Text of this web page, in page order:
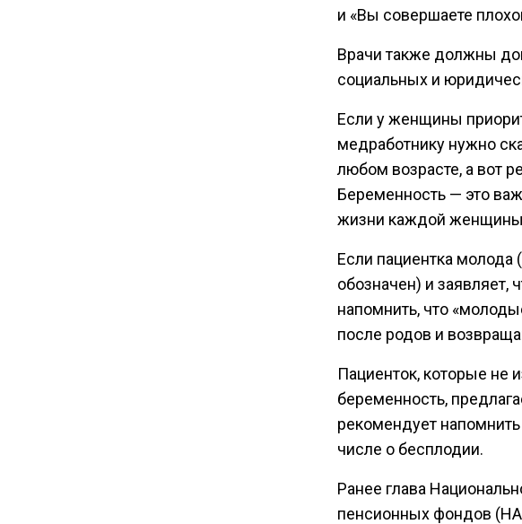
и «Вы совершаете
Врачи также должны
социальных и
Если у женщины
медработнику нужно
любом возрасте, а вот
Беременность — это
жизни каждой
Если пациентка молода
обозначен) и заявляет,
напомнить, что
после родов и
Пациенток, которые не
беременность,
рекомендует
числе о бесплодии.
Ранее глава
пенсионных фондов